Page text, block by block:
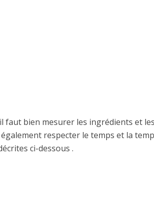
faut bien mesurer les ingrédients et
respecter le temps et la
ci-dessous .